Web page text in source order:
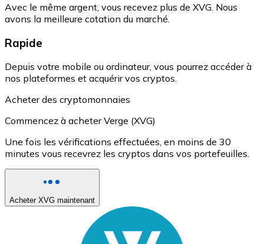
Avec le même argent, vous recevez plus de XVG. Nous
avons la meilleure cotation du marché.
Rapide
Depuis votre mobile ou ordinateur, vous pourrez accéder à
nos plateformes et acquérir vos cryptos.
Acheter des cryptomonnaies
Commencez à acheter Verge (XVG)
Une fois les vérifications effectuées, en moins de 30
minutes vous recevrez les cryptos dans vos portefeuilles.
Acheter XVG maintenant